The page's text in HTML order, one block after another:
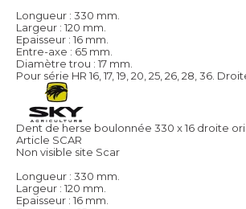
Longueur : 330 mm.
Largeur : 120 mm.
Epaisseur : 16 mm.
Entre-axe : 65 mm.
Diamètre trou : 17 mm.
Pour série HR 16, 17, 19, 20, 25, 26, 28, 36.
Dent de herse boulonnée 330 x 16 droite
Article SCAR
Non visible site Scar
Longueur : 330 mm.
Largeur : 120 mm.
Epaisseur : 16 mm.